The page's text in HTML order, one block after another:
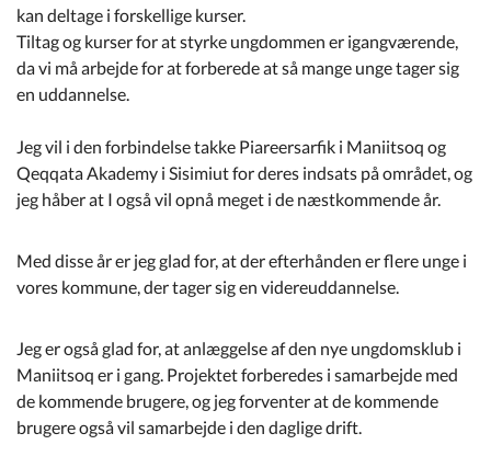
kan deltage i forskellige kurser.
Tiltag og kurser for at styrke ungdommen er igangværende,
da vi må arbejde for at forberede at så mange unge tager sig
en uddannelse.
Jeg vil i den forbindelse takke Piareersarfik i Maniitsoq og
Qeqqata Akademy i Sisimiut for deres indsats på området, og
jeg håber at I også vil opnå meget i de næstkommende år.
Med disse år er jeg glad for, at der efterhånden er flere unge i
vores kommune, der tager sig en videreuddannelse.
Jeg er også glad for, at anlæggelse af den nye ungdomsklub i
Maniitsoq er i gang. Projektet forberedes i samarbejde med
de kommende brugere, og jeg forventer at de kommende
brugere også vil samarbejde i den daglige drift.